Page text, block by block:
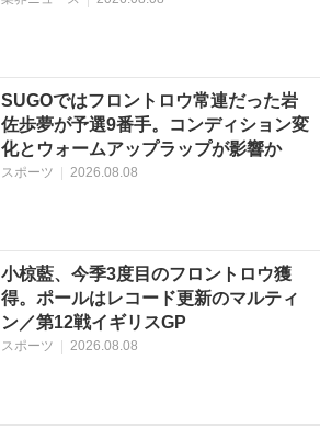
SUGOではフロントロウ常連だった岩
佐歩夢が予選9番手。コンディション変
化とウォームアップラップが影響か
スポーツ | 2026.08.08
小椋藍、今季3度目のフロントロウ獲
得。ポールはレコード更新のマルティ
ン／第12戦イギリスGP
スポーツ | 2026.08.08